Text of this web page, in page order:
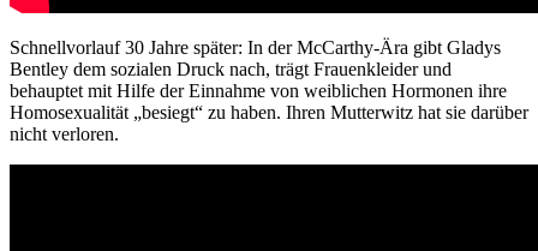
Schnellvorlauf 30 Jahre später: In der McCarthy-Ära gibt Gladys
Bentley dem sozialen Druck nach, trägt Frauenkleider und
behauptet mit Hilfe der Einnahme von weiblichen Hormonen ihre
Homosexualität „besiegt“ zu haben. Ihren Mutterwitz hat sie darüber
nicht verloren.